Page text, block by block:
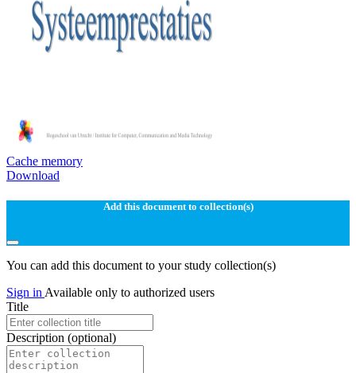
Cache memory
Download
Add this document to collection(s)
You can add this document to your study collection(s)
Sign in Available only to authorized users
Title
Description (optional)